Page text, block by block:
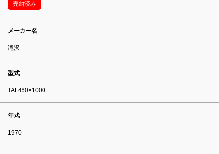
売約済み
メーカー名
滝沢
型式
TAL460×1000
年式
1970